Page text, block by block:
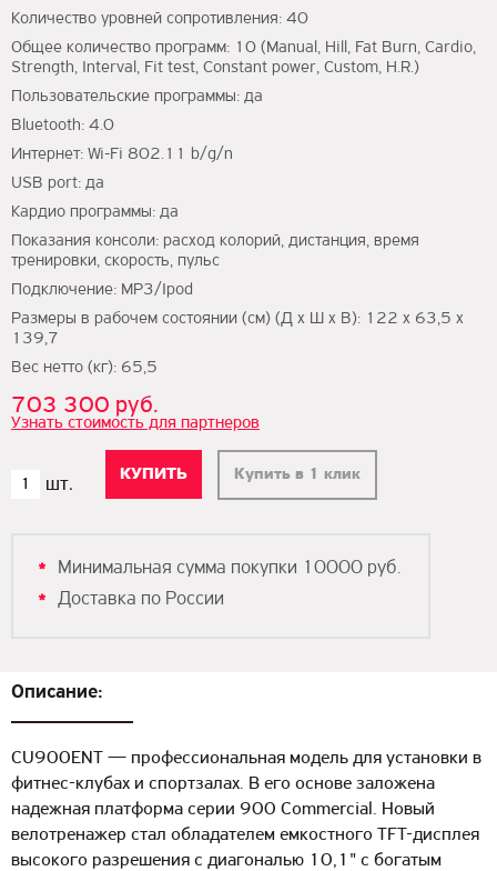
Количество уровней сопротивления: 40
Общее количество программ: 10 (Manual, Hill, Fat Burn, Cardio,
Strength, Interval, Fit test, Constant power, Custom, H.R.)
Пользовательские программы: да
Bluetooth: 4.0
Интернет: Wi-Fi 802.11 b/g/n
USB port: да
Кардио программы: да
Показания консоли: расход колорий, дистанция, время
тренировки, скорость, пульс
Подключение: MP3/Ipod
Размеры в рабочем состоянии (см) (Д х Ш х В): 122 х 63,5 х
139,7
Вес нетто (кг): 65,5
703 300 руб.
Узнать стоимость для партнеров
Купить в 1 клик
Минимальная сумма покупки 10000 руб.
Доставка по России
Описание:
CU900ENT — профессиональная модель для установки в
фитнес-клубах и спортзалах. В его основе заложена
надежная платформа серии 900 Commercial. Новый
велотренажер стал обладателем емкостного TFT-дисплея
высокого разрешения с диагональю 10,1" с богатым